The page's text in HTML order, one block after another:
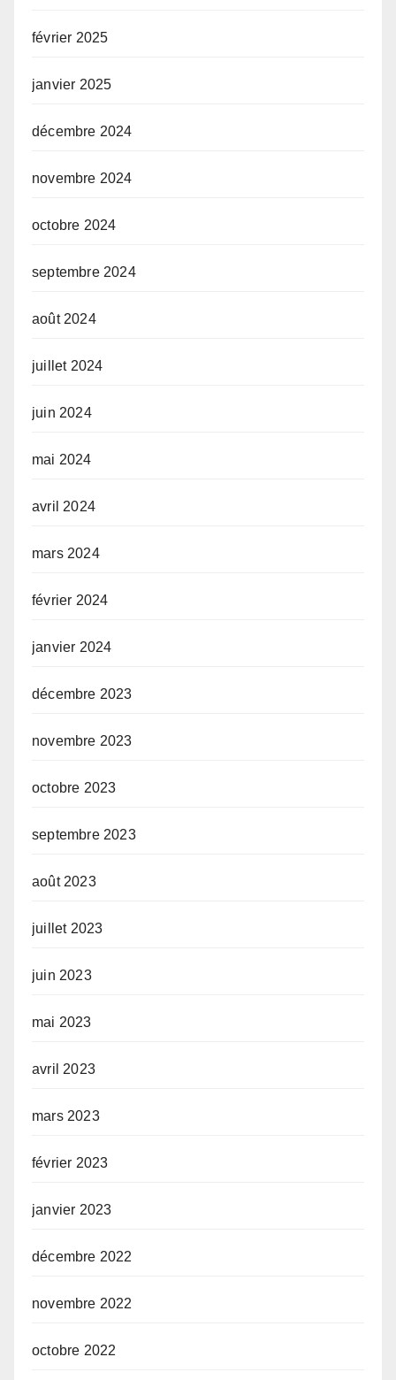
février 2025
janvier 2025
décembre 2024
novembre 2024
octobre 2024
septembre 2024
août 2024
juillet 2024
juin 2024
mai 2024
avril 2024
mars 2024
février 2024
janvier 2024
décembre 2023
novembre 2023
octobre 2023
septembre 2023
août 2023
juillet 2023
juin 2023
mai 2023
avril 2023
mars 2023
février 2023
janvier 2023
décembre 2022
novembre 2022
octobre 2022